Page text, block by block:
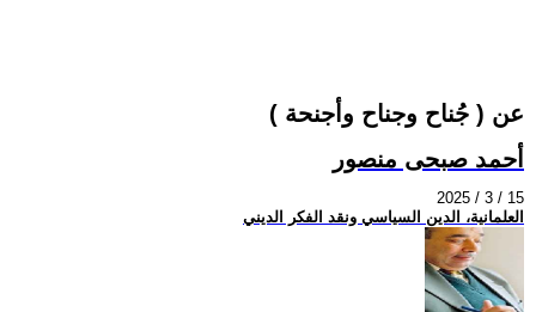
عن ( جُناح وجناح وأجنحة )
أحمد صبحى منصور
2025 / 3 / 15
العلمانية، الدين السياسي ونقد الفكر الديني